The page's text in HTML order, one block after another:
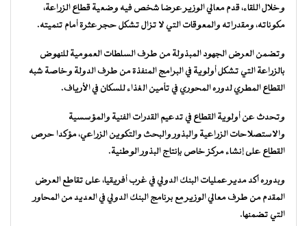
وخلال اللقاء، قدم معالي الوزير عرضا شخص فيه وضعية قطاع الزراعة،
مكوناته، ومقدراته والمعوقات التي لا تزال تشكل حجر عثرة أمام تنميته.
وتضمن العرض الجهود المبذولة من طرف السلطات العمومية للنهوض
بالزراعة التي تشكل أولوية في البرامج المنفذة من طرف الدولة وخاصة شبه
القطاع المطري لدوره المحوري في تأمين الغذاء للسكان في الأرياف.
وتحدث عن أولوية القطاع في تدعيم القدرات الفنية والمؤسسية
والاستصلاحات الزراعية والبذور والبحث والتكوين الزراعي، مؤكدا حرص
القطاع على إنشاء مركز خاص بإنتاج البذور الوطنية.
وبدوره أكد مدير عمليات البنك الدولي في غرب أفريقيا، على تقاطع العرض
المقدم من طرف معالي الوزير مع برنامج البنك الدولي في العديد من المحاور
التي تضمنها.